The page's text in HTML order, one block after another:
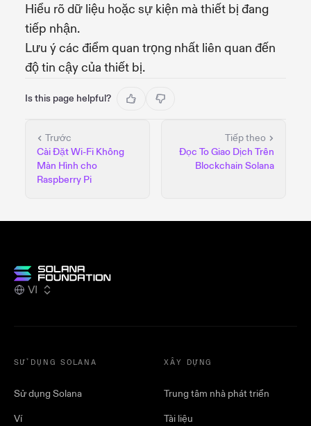
Hiểu rõ dữ liệu hoặc sự kiện mà thiết bị đang
tiếp nhận.
Lưu ý các điểm quan trọng nhất liên quan đến
độ tin cậy của thiết bị.
Is this page helpful?
Trước
Cài Đặt Wi-Fi Không
Màn Hình cho
Raspberry Pi
Tiếp theo
Đọc To Giao Dịch Trên
Blockchain Solana
VI
SỬ DỤNG SOLANA
Sử dụng Solana
Ví
XÂY DỰNG
Trung tâm nhà phát triển
Tài liệu